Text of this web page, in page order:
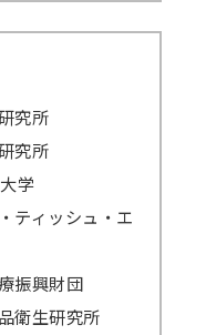
究所
究所
学
ィッシュ・エ
興財団
生研究所